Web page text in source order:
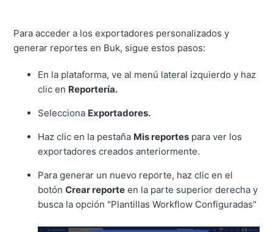
Para acceder a los exportadores personalizados y
generar reportes en Buk, sigue estos pasos:
En la plataforma, ve al menú lateral izquierdo y haz
clic en Reportería.
Selecciona Exportadores.
Haz clic en la pestaña Mis reportes para ver los
exportadores creados anteriormente.
Para generar un nuevo reporte, haz clic en el
botónCrear reporte en la parte superior derecha y
busca la opción "Plantillas Workflow Configuradas"